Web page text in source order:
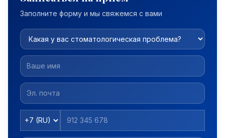
Заполните форму и мы свяжемся с вами